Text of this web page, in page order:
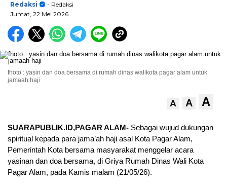
Redaksi
- Redaksi
Jumat, 22 Mei 2026
fhoto : yasin dan doa bersama di rumah dinas walikota pagar alam untuk
jamaah haji
A A A
SUARAPUBLIK.ID,PAGAR ALAM- Sebagai wujud dukungan
spiritual kepada para jama’ah haji asal Kota Pagar Alam,
Pemerintah Kota bersama masyarakat menggelar acara
yasinan dan doa bersama, di Griya Rumah Dinas Wali Kota
Pagar Alam, pada Kamis malam (21/05/26).